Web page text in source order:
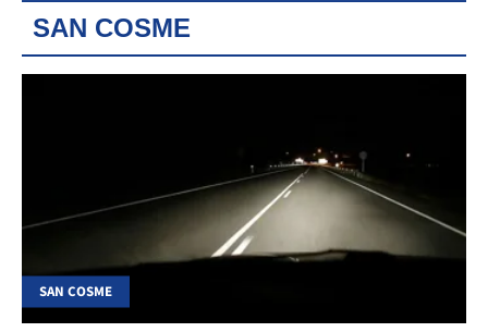
SAN COSME
SAN COSME